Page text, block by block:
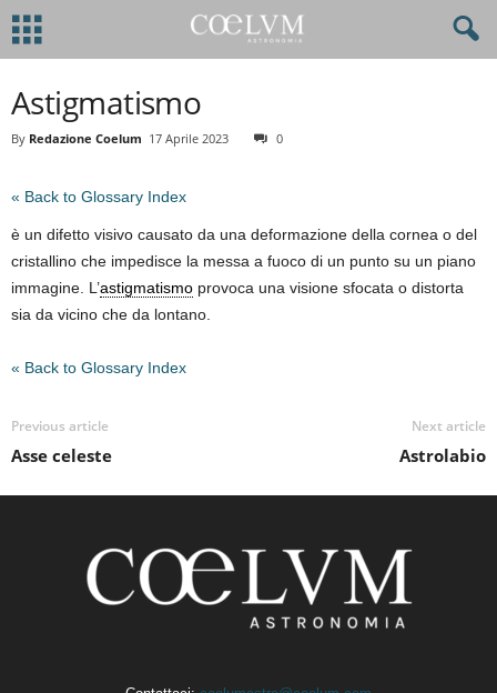
Astigmatismo
By Redazione Coelum 17 Aprile 2023 0
« Back to Glossary Index
è un difetto visivo causato da una deformazione della cornea o del
cristallino che impedisce la messa a fuoco di un punto su un piano
immagine. L’astigmatismo provoca una visione sfocata o distorta
sia da vicino che da lontano.
« Back to Glossary Index
Previous article
Asse celeste
Next article
Astrolabio